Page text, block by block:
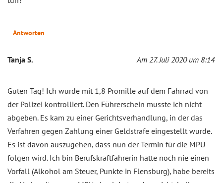
Antworten
Tanja S. Am 27. Juli 2020 um 8:14
Guten Tag! Ich wurde mit 1,8 Promille auf dem Fahrrad von
der Polizei kontrolliert. Den Führerschein musste ich nicht
abgeben. Es kam zu einer Gerichtsverhandlung, in der das
Verfahren gegen Zahlung einer Geldstrafe eingestellt wurde.
Es ist davon auszugehen, dass nun der Termin für die MPU
folgen wird. Ich bin Berufskraftfahrerin hatte noch nie einen
Vorfall (Alkohol am Steuer, Punkte in Flensburg), habe bereits